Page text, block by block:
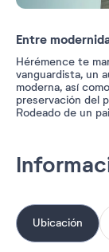
Entre
Hérémence te
vanguardista, un
moderna, así
preservación del
Rodeado de un
Ubicación